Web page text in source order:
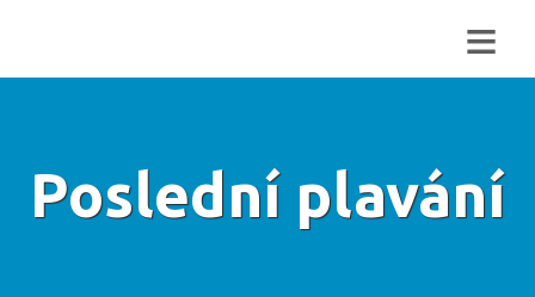
≡
Poslední plavání